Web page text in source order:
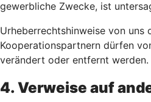
gewerbliche Zwecke, ist
Urheberrechtshinweise von uns
Kooperationspartnern dürfen
verändert oder entfernt werden.
4. Verweise auf